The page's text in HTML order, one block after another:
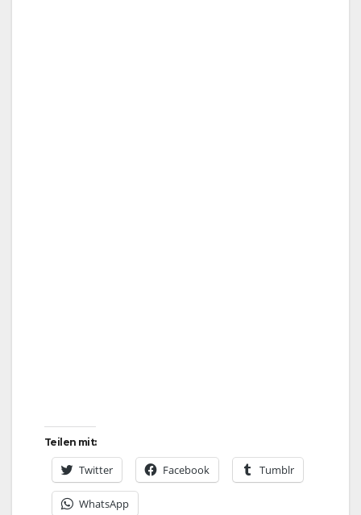
Teilen mit:
Twitter Facebook Tumblr
WhatsApp